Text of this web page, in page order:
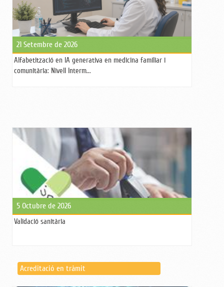
21 Setembre de 2026
Alfabetització en IA generativa en medicina familiar i
comunitària: Nivell Interm...
5 Octubre de 2026
Validació sanitària
Acreditació en tràmit